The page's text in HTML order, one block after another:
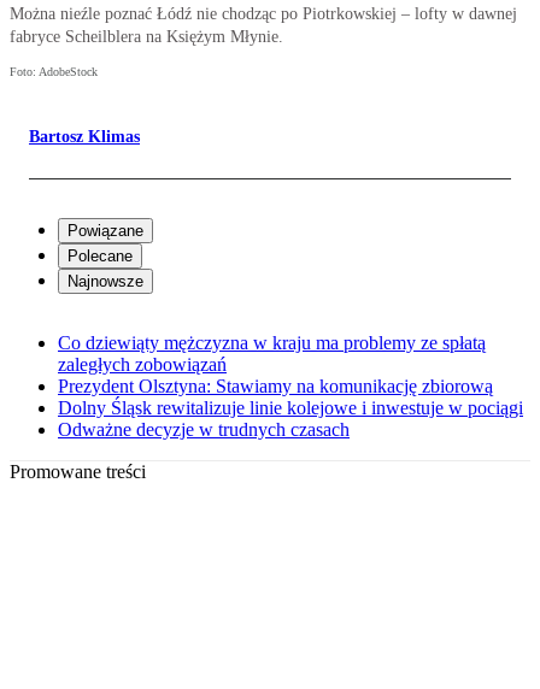
Można nieźle poznać Łódź nie chodząc po Piotrkowskiej – lofty w dawnej
fabryce Scheilblera na Księżym Młynie.
Foto: AdobeStock
Bartosz Klimas
Powiązane
Polecane
Najnowsze
Co dziewiąty mężczyzna w kraju ma problemy ze spłatą
zaległych zobowiązań
Prezydent Olsztyna: Stawiamy na komunikację zbiorową
Dolny Śląsk rewitalizuje linie kolejowe i inwestuje w pociągi
Odważne decyzje w trudnych czasach
Promowane treści